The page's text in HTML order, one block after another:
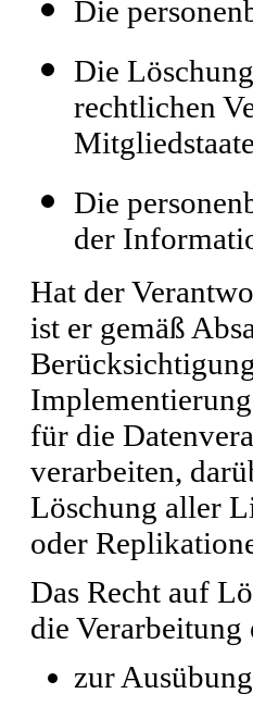
Die
Die
rechtlichen
Die
der
Hat der
ist er gemäß
für die
verarbeiten,
Löschung aller
oder
Das Recht auf
die
zur